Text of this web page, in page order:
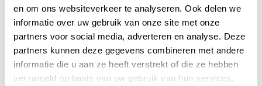
en om ons websiteverkeer te analyseren. Ook delen we
informatie over uw gebruik van onze site met onze
partners voor social media, adverteren en analyse. Deze
partners kunnen deze gegevens combineren met andere
informatie die u aan ze heeft verstrekt of die ze hebben
verzameld op basis van uw gebruik van hun services.
Stromboli
De Stromboli is de meest actieve vulkaan van
Europa. Het vulkaaneiland is onderdeel van de
Eolische eilanden, ten noorden van Sicilië. Maak
BEKIJK